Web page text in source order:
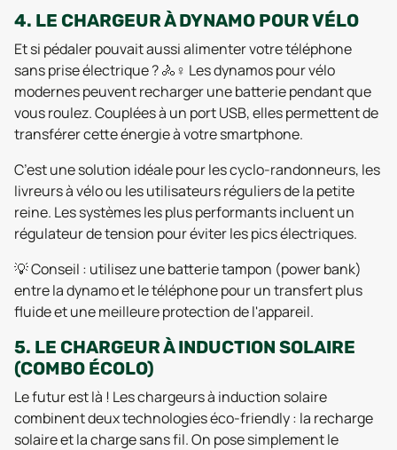
4. LE CHARGEUR À DYNAMO POUR VÉLO
Et si pédaler pouvait aussi alimenter votre téléphone
sans prise électrique ? 🚴♀️ Les dynamos pour vélo
modernes peuvent recharger une batterie pendant que
vous roulez. Couplées à un port USB, elles permettent de
transférer cette énergie à votre smartphone.
C’est une solution idéale pour les cyclo-randonneurs, les
livreurs à vélo ou les utilisateurs réguliers de la petite
reine. Les systèmes les plus performants incluent un
régulateur de tension pour éviter les pics électriques.
💡 Conseil : utilisez une batterie tampon (power bank)
entre la dynamo et le téléphone pour un transfert plus
fluide et une meilleure protection de l'appareil.
5. LE CHARGEUR À INDUCTION SOLAIRE
(COMBO ÉCOLO)
Le futur est là ! Les chargeurs à induction solaire
combinent deux technologies éco-friendly : la recharge
solaire et la charge sans fil. On pose simplement le